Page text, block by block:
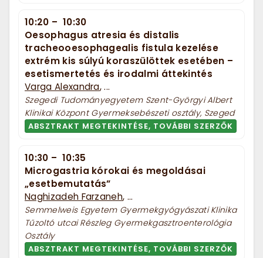
10:20 – 10:30
Oesophagus atresia és distalis
tracheooesophagealis fistula kezelése
extrém kis súlyú koraszülöttek esetében –
esetismertetés és irodalmi áttekintés
Varga Alexandra, ...
Szegedi Tudományegyetem Szent-Györgyi Albert
Klinikai Központ Gyermeksebészeti osztály, Szeged
ABSZTRAKT MEGTEKINTÉSE, TOVÁBBI SZERZŐK
10:30 – 10:35
Microgastria kórokai és megoldásai
„esetbemutatás”
Naghizadeh Farzaneh, ...
Semmelweis Egyetem Gyermekgyógyászati Klinika
Tűzoltó utcai Részleg Gyermekgasztroenterológia
Osztály
ABSZTRAKT MEGTEKINTÉSE, TOVÁBBI SZERZŐK